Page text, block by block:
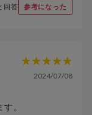
回答 参考になった
2024/07/08
。